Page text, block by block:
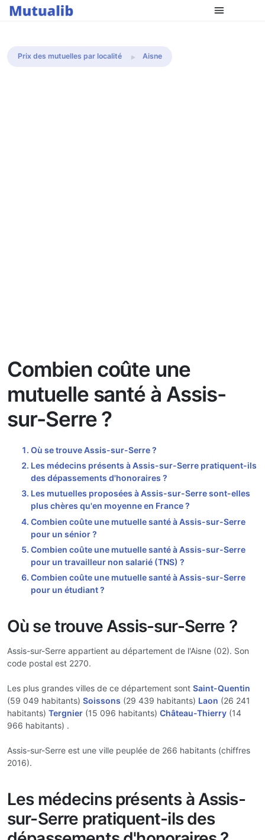
Comparer les mutuelles
Prix des mutuelles par localité Aisne
Combien coûte une
mutuelle santé à Assis-
sur-Serre ?
Où se trouve Assis-sur-Serre ?
Les médecins présents à Assis-sur-Serre pratiquent-ils
des dépassements d'honoraires ?
Les mutuelles proposées à Assis-sur-Serre sont-elles
plus chères qu'en moyenne en France ?
Combien coûte une mutuelle santé à Assis-sur-Serre
pour un sénior ?
Combien coûte une mutuelle santé à Assis-sur-Serre
pour un travailleur non salarié (TNS) ?
Combien coûte une mutuelle santé à Assis-sur-Serre
pour un étudiant ?
Où se trouve Assis-sur-Serre ?
Assis-sur-Serre appartient au département de l'Aisne (02). Son
code postal est 2270.
Les plus grandes villes de ce département sont Saint-Quentin
(59 049 habitants) Soissons (29 439 habitants) Laon (26 241
habitants) Tergnier (15 096 habitants) Château-Thierry (14
966 habitants) .
Assis-sur-Serre est une ville peuplée de 266 habitants (chiffres
2016).
Les médecins présents à Assis-
sur-Serre pratiquent-ils des